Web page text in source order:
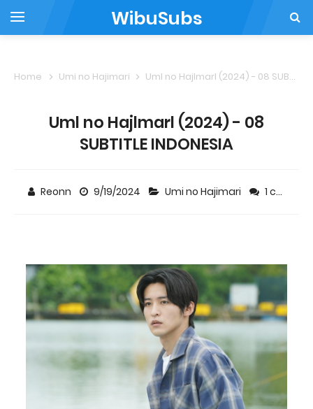
WibuSubs
Home Umi no Hajimari Uml no Hajlmarl (2024) - 08 SUBTITLE INDONESIA
Uml no Hajlmarl (2024) - 08
SUBTITLE INDONESIA
Reonn 9/19/2024 Umi no Hajimari 1 comment